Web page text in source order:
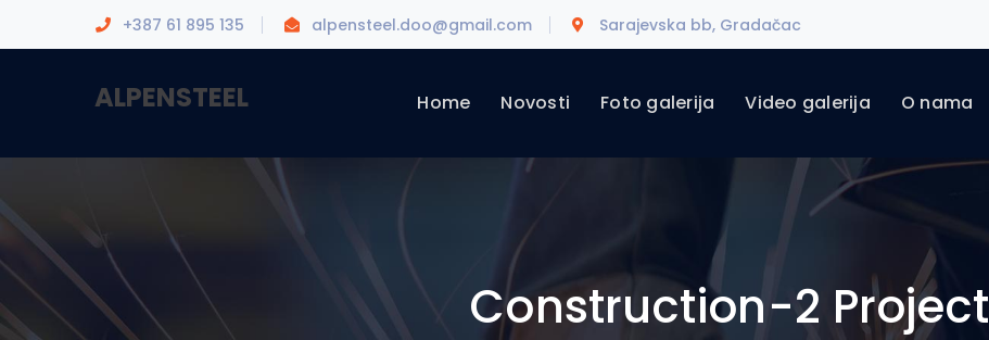
+387 61 895 135 alpensteel.doo@gmail.com Sarajevska bb, Gradačac
ALPENSTEEL Home Novosti Foto galerija Video galerija O nama
Construction-2 Project